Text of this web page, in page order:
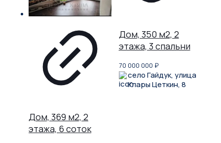
Дом, 369 м2, 2
этажа, 6 соток
Дом, 350 м2, 2
этажа, 3 спальни
70 000 000 ₽
село Гайдук, улица
Клары Цеткин, 8